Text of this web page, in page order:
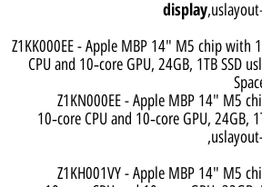
display
Z1KK000EE - Apple MBP 14" M5 chip with
CPU and 10‑core GPU, 24GB, 1TB SSD
Z1KN000EE - Apple MBP 14" M5
10‑core CPU and 10‑core GPU, 24GB,
Z1KH001VY - Apple MBP 14" M5